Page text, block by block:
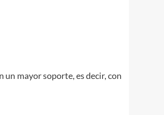
mayor soporte, es decir, con